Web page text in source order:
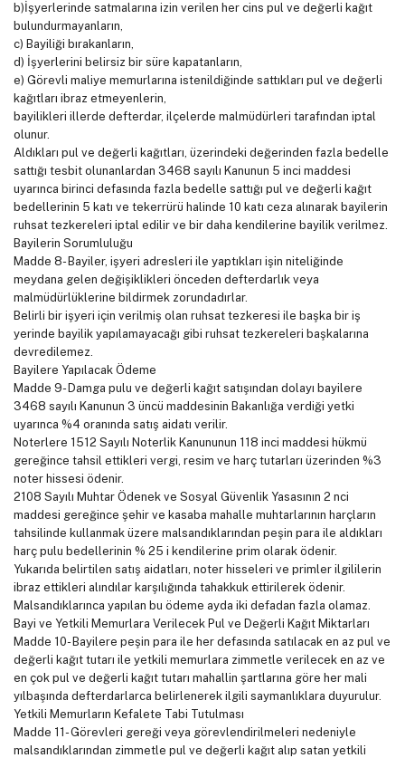
b)İşyerlerinde satmalarına izin verilen her cins pul ve değerli kağıt
bulundurmayanların,
c) Bayiliği bırakanların,
d) İşyerlerini belirsiz bir süre kapatanların,
e) Görevli maliye memurlarına istenildiğinde sattıkları pul ve değerli
kağıtları ibraz etmeyenlerin,
bayilikleri illerde defterdar, ilçelerde malmüdürleri tarafından iptal
olunur.
Aldıkları pul ve değerli kağıtları, üzerindeki değerinden fazla bedelle
sattığı tesbit olunanlardan 3468 sayılı Kanunun 5 inci maddesi
uyarınca birinci defasında fazla bedelle sattığı pul ve değerli kağıt
bedellerinin 5 katı ve tekerrürü halinde 10 katı ceza alınarak bayilerin
ruhsat tezkereleri iptal edilir ve bir daha kendilerine bayilik verilmez.
Bayilerin Sorumluluğu
Madde 8- Bayiler, işyeri adresleri ile yaptıkları işin niteliğinde
meydana gelen değişiklikleri önceden defterdarlık veya
malmüdürlüklerine bildirmek zorundadırlar.
Belirli bir işyeri için verilmiş olan ruhsat tezkeresi ile başka bir iş
yerinde bayilik yapılamayacağı gibi ruhsat tezkereleri başkalarına
devredilemez.
Bayilere Yapılacak Ödeme
Madde 9- Damga pulu ve değerli kağıt satışından dolayı bayilere
3468 sayılı Kanunun 3 üncü maddesinin Bakanlığa verdiği yetki
uyarınca %4 oranında satış aidatı verilir.
Noterlere 1512 Sayılı Noterlik Kanununun 118 inci maddesi hükmü
gereğince tahsil ettikleri vergi, resim ve harç tutarları üzerinden %3
noter hissesi ödenir.
2108 Sayılı Muhtar Ödenek ve Sosyal Güvenlik Yasasının 2 nci
maddesi gereğince şehir ve kasaba mahalle muhtarlarının harçların
tahsilinde kullanmak üzere malsandıklarından peşin para ile aldıkları
harç pulu bedellerinin % 25 i kendilerine prim olarak ödenir.
Yukarıda belirtilen satış aidatları, noter hisseleri ve primler ilgililerin
ibraz ettikleri alındılar karşılığında tahakkuk ettirilerek ödenir.
Malsandıklarınca yapılan bu ödeme ayda iki defadan fazla olamaz.
Bayi ve Yetkili Memurlara Verilecek Pul ve Değerli Kağıt Miktarları
Madde 10- Bayilere peşin para ile her defasında satılacak en az pul ve
değerli kağıt tutarı ile yetkili memurlara zimmetle verilecek en az ve
en çok pul ve değerli kağıt tutarı mahallin şartlarına göre her mali
yılbaşında defterdarlarca belirlenerek ilgili saymanlıklara duyurulur.
Yetkili Memurların Kefalete Tabi Tutulması
Madde 11- Görevleri gereği veya görevlendirilmeleri nedeniyle
malsandıklarından zimmetle pul ve değerli kağıt alıp satan yetkili